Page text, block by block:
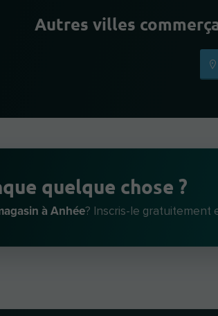
Autres villes
quelque chose ?
à Anhée? Inscris-le gratuitement